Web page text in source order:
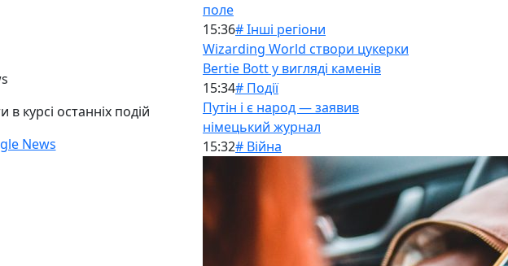
курсі останніх подій
News
поле
15:36# Інші регіони
Wizarding World створи цукерки
Bertie Bott у вигляді каменів
15:34# Події
Путін і є народ — заявив
німецький журнал
15:32# Війна